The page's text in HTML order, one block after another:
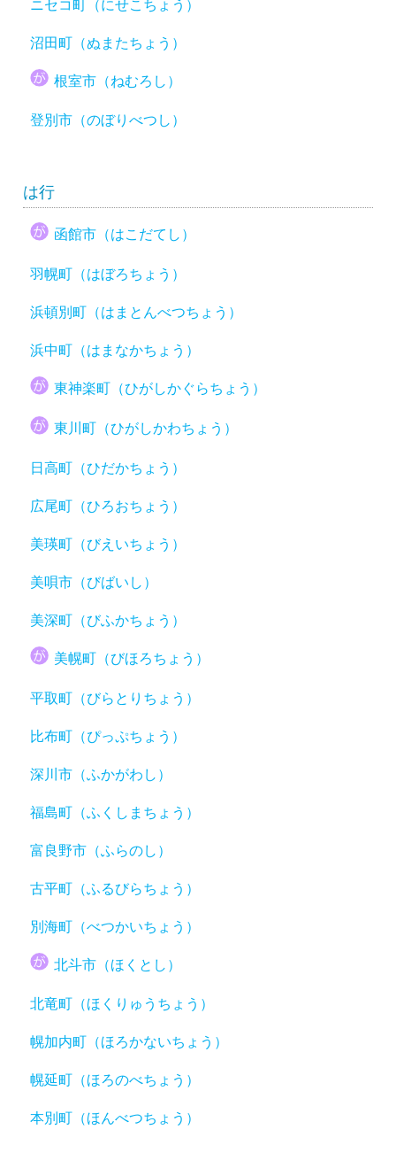
ニセコ町（にせこちょう）
沼田町（ぬまたちょう）
根室市（ねむろし）
登別市（のぼりべつし）
は行
函館市（はこだてし）
羽幌町（はぼろちょう）
浜頓別町（はまとんべつちょう）
浜中町（はまなかちょう）
東神楽町（ひがしかぐらちょう）
東川町（ひがしかわちょう）
日高町（ひだかちょう）
広尾町（ひろおちょう）
美瑛町（びえいちょう）
美唄市（びばいし）
美深町（びふかちょう）
美幌町（びほろちょう）
平取町（びらとりちょう）
比布町（ぴっぷちょう）
深川市（ふかがわし）
福島町（ふくしまちょう）
富良野市（ふらのし）
古平町（ふるびらちょう）
別海町（べつかいちょう）
北斗市（ほくとし）
北竜町（ほくりゅうちょう）
幌加内町（ほろかないちょう）
幌延町（ほろのべちょう）
本別町（ほんべつちょう）